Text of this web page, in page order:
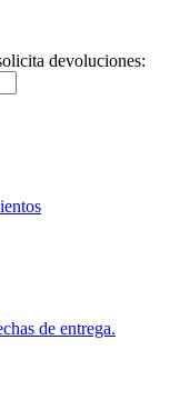
devoluciones:
de entrega.